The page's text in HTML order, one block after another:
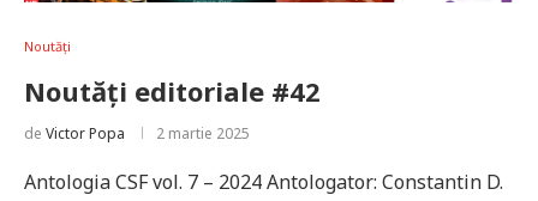
Noutăți
Noutăți editoriale #42
de Victor Popa 2 martie 2025
Antologia CSF vol. 7 – 2024 Antologator: Constantin D.